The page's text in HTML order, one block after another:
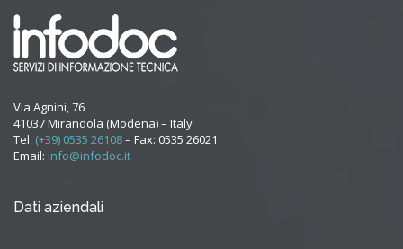
Via Agnini, 76
41037 Mirandola (Modena) – Italy
Tel: (+39) 0535 26108– Fax: 0535 26021
Email: info@infodoc.it
Dati aziendali